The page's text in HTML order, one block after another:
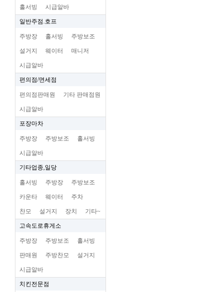
홀서빙 시급알바
일반주점.호프
주방장 홀서빙 주방보조
설거지 웨이터 매니저
시급알바
편의점/면세점
편의점판매원 기타 판매점원
시급알바
포장마차
주방장 주방보조 홀서빙
시급알바
기타업종,일당
홀서빙 주방장 주방보조
카운타 웨이터 주차
찬모 설거지 장치 기타~
고속도로휴게소
주방장 주방보조 홀서빙
판매원 주방찬모 설거지
시급알바
치킨전문점